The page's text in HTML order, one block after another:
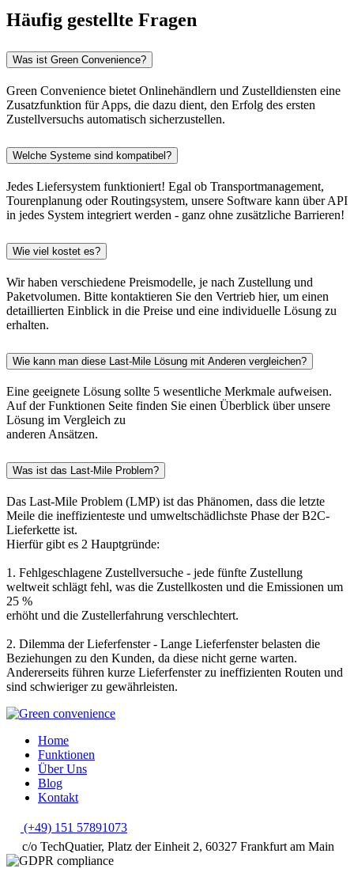
Häufig gestellte Fragen
Was ist Green Convenience?
Green Convenience bietet Onlinehändlern und Zustelldiensten eine
Zusatzfunktion für Apps, die dazu dient, den Erfolg des ersten
Zustellversuchs automatisch sicherzustellen.
Welche Systeme sind kompatibel?
Jedes Liefersystem funktioniert! Egal ob Transportmanagement,
Tourenplanung oder Routingsystem, unsere Software kann über API
in jedes System integriert werden - ganz ohne zusätzliche Barrieren!
Wie viel kostet es?
Wir haben verschiedene Preismodelle, je nach Zustellung und
Paketvolumen. Bitte kontaktieren Sie den Vertrieb hier, um einen
detaillierten Einblick in die Preise und eine individuelle Lösung zu
erhalten.
Wie kann man diese Last-Mile Lösung mit Anderen vergleichen?
Eine geeignete Lösung sollte 5 wesentliche Merkmale aufweisen.
Auf der Funktionen Seite finden Sie einen Überblick über unsere
Lösung im Vergleich zu
anderen Ansätzen.
Was ist das Last-Mile Problem?
Das Last-Mile Problem (LMP) ist das Phänomen, dass die letzte
Meile die ineffizienteste und umweltschädlichste Phase der B2C-
Lieferkette ist.
Hierfür gibt es 2 Hauptgründe:
1. Fehlgeschlagene Zustellversuche - jede fünfte Zustellung
weltweit schlägt fehl, was die Zustellkosten und die Emissionen um
25 %
erhöht und die Zustellerfahrung verschlechtert.
2. Dilemma der Lieferfenster - Lange Lieferfenster belasten die
Beziehungen zu den Kunden, da diese nicht gerne warten.
Andererseits führen kurze Lieferfenster zu ineffizienten Routen und
sind schwieriger zu gewährleisten.
Home
Funktionen
Über Uns
Blog
Kontakt
(+49) 151 57891073
c/o TechQuatier, Platz der Einheit 2, 60327 Frankfurt am Main